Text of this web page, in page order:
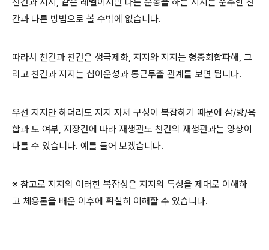
간과 다른 방법으로 볼 수밖에 없습니다.
따라서 천간과 천간은 생극제화, 지지와 지지는 형충회합파해, 그
리고 천간과 지지는 십이운성과 통근투출 관계를 보면 됩니다.
우선 지지만 하더라도 지지 자체 구성이 복잡하기 때문에 삼/방/육
합과 토 여부, 지장간에 따라 재생관도 천간의 재생관과는 양상이
다를 수 있습니다. 예를 들어 보겠습니다.
※ 참고로 지지의 이러한 복잡성은 지지의 특성을 제대로 이해하
고 체용론을 배운 이후에 확실히 이해할 수 있습니다.